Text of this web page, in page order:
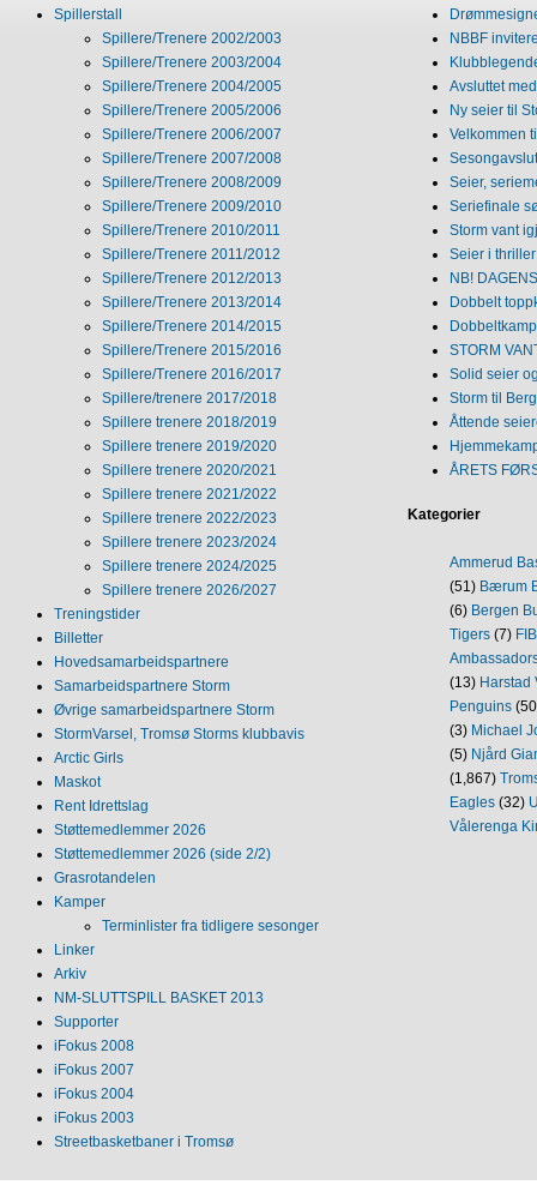
Spillerstall
Spillere/Trenere 2002/2003
Spillere/Trenere 2003/2004
Spillere/Trenere 2004/2005
Spillere/Trenere 2005/2006
Spillere/Trenere 2006/2007
Spillere/Trenere 2007/2008
Spillere/Trenere 2008/2009
Spillere/Trenere 2009/2010
Spillere/Trenere 2010/2011
Spillere/Trenere 2011/2012
Spillere/Trenere 2012/2013
Spillere/Trenere 2013/2014
Spillere/Trenere 2014/2015
Spillere/Trenere 2015/2016
Spillere/Trenere 2016/2017
Spillere/trenere 2017/2018
Spillere trenere 2018/2019
Spillere trenere 2019/2020
Spillere trenere 2020/2021
Spillere trenere 2021/2022
Spillere trenere 2022/2023
Spillere trenere 2023/2024
Spillere trenere 2024/2025
Spillere trenere 2026/2027
Treningstider
Billetter
Hovedsamarbeidspartnere
Samarbeidspartnere Storm
Øvrige samarbeidspartnere Storm
StormVarsel, Tromsø Storms klubbavis
Arctic Girls
Maskot
Rent Idrettslag
Støttemedlemmer 2026
Støttemedlemmer 2026 (side 2/2)
Grasrotandelen
Kamper
Terminlister fra tidligere sesonger
Linker
Arkiv
NM‐SLUTTSPILL BASKET 2013
Supporter
iFokus 2008
iFokus 2007
iFokus 2004
iFokus 2003
Streetbasketbaner i Tromsø
NBBF
Avsluttet
Ny seier til
Velkommen
Seier,
Seriefinale
Storm vant
Seier i
NB!
Dobbelt
STORM
Solid seier
Storm til
Åttende
ÅRETS
Kategorier
Ammerud
(51) Bærum
(6) Bergen
Tigers (7)
(13) Harstad
Penguins
(3) Michael
(5) Njård
(1,867)
Eagles (32)
Vålerenga